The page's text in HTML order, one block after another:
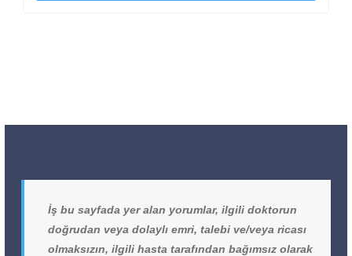
İş bu sayfada yer alan yorumlar, ilgili doktorun
doğrudan veya dolaylı emri, talebi ve/veya ricası
olmaksızın, ilgili hasta tarafından bağımsız olarak